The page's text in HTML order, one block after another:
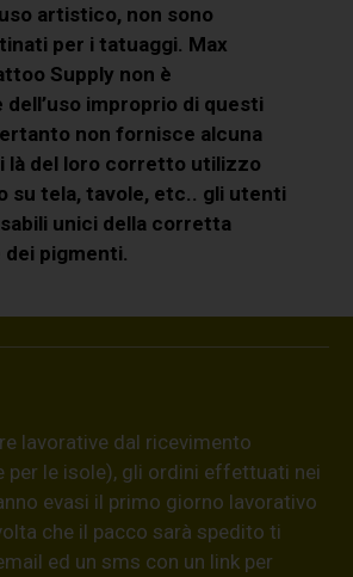
artistico, non sono
per i tatuaggi. Max
Supply non è
dell’uso improprio di questi
non fornisce alcuna
là del loro corretto utilizzo
su tela, tavole, etc.. gli utenti
unici della corretta
pigmenti.
lavorative dal ricevimento
per le isole), gli ordini effettuati nei
evasi il primo giorno lavorativo
che il pacco sarà spedito ti
ed un sms con un link per